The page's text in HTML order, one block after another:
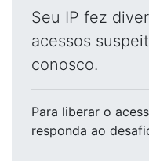
Seu IP fez
acessos
conosco.
Para liberar o
responda ao